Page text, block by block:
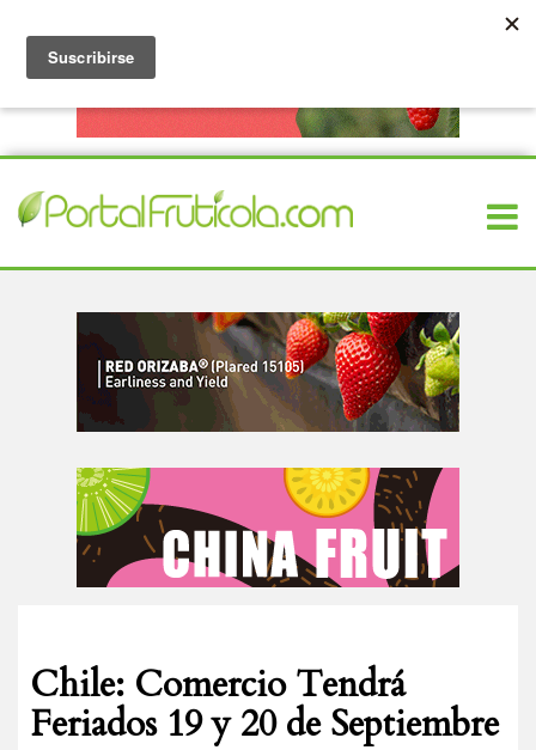
Chile: Comercio Tendrá
Feriados 19 y 20 de Septiembre